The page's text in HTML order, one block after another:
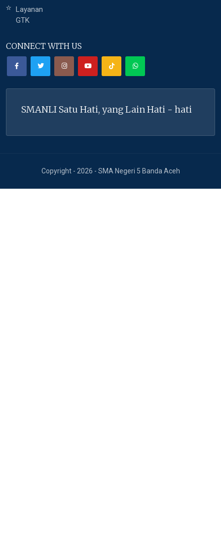
Layanan
GTK
CONNECT WITH US
SMANLI Satu Hati, yang Lain Hati - hati
Copyright - 2026 - SMA Negeri 5 Banda Aceh